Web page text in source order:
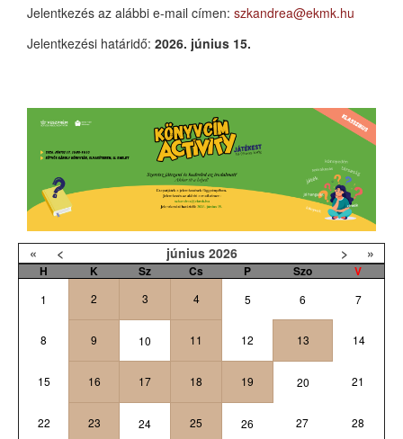
Jelentkezés az alábbi e-mail címen: szkandrea@ekmk.hu
Jelentkezési határidő: 2026. június 15.
« < június 2026 > »
H K Sz Cs P Szo V
1 2 3 4 5 6 7
8 9 10 11 12 13 14
15 16 17 18 19 20 21
22 23 24 25 26 27 28